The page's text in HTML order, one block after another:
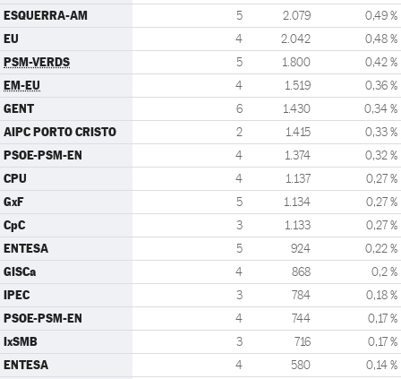
ESQUERRA-AM 5 2.079 0,49 %
EU 4 2.042 0,48 %
PSM-VERDS 5 1.800 0,42 %
EM-EU 4 1.519 0,36 %
GENT 6 1.430 0,34 %
AIPC PORTO CRISTO 2 1.415 0,33 %
PSOE-PSM-EN 4 1.374 0,32 %
CPU 4 1.137 0,27 %
GxF 5 1.134 0,27 %
CpC 3 1.133 0,27 %
ENTESA 5 924 0,22 %
GISCa 4 868 0,2 %
IPEC 3 784 0,18 %
PSOE-PSM-EN 4 744 0,17 %
IxSMB 3 716 0,17 %
ENTESA 4 580 0,14 %